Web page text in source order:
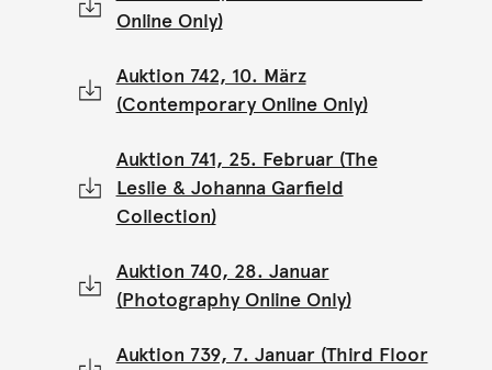
Online Only)
Auktion 742, 10. März
(Contemporary Online Only)
Auktion 741, 25. Februar (The
Leslie & Johanna Garfield
Collection)
Auktion 740, 28. Januar
(Photography Online Only)
Auktion 739, 7. Januar (Third Floor